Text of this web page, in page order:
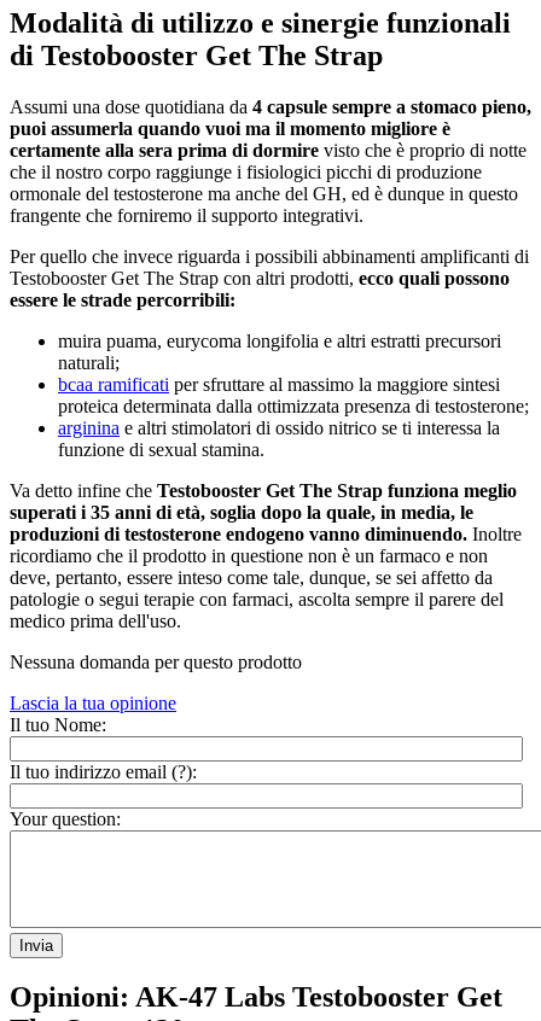
Modalità di utilizzo e sinergie funzionali
di Testobooster Get The Strap
Assumi una dose quotidiana da 4 capsule sempre a stomaco pieno,
puoi assumerla quando vuoi ma il momento migliore è
certamente alla sera prima di dormire visto che è proprio di notte
che il nostro corpo raggiunge i fisiologici picchi di produzione
ormonale del testosterone ma anche del GH, ed è dunque in questo
frangente che forniremo il supporto integrativi.
Per quello che invece riguarda i possibili abbinamenti amplificanti di
Testobooster Get The Strap con altri prodotti, ecco quali possono
essere le strade percorribili:
muira puama, eurycoma longifolia e altri estratti precursori
naturali;
bcaa ramificati per sfruttare al massimo la maggiore sintesi
proteica determinata dalla ottimizzata presenza di testosterone;
arginina e altri stimolatori di ossido nitrico se ti interessa la
funzione di sexual stamina.
Va detto infine che Testobooster Get The Strap funziona meglio
superati i 35 anni di età, soglia dopo la quale, in media, le
produzioni di testosterone endogeno vanno diminuendo. Inoltre
ricordiamo che il prodotto in questione non è un farmaco e non
deve, pertanto, essere inteso come tale, dunque, se sei affetto da
patologie o segui terapie con farmaci, ascolta sempre il parere del
medico prima dell'uso.
Nessuna domanda per questo prodotto
Lascia la tua opinione
Il tuo Nome:
Il tuo indirizzo email (?):
Your question:
Invia
Opinioni: AK-47 Labs Testobooster Get